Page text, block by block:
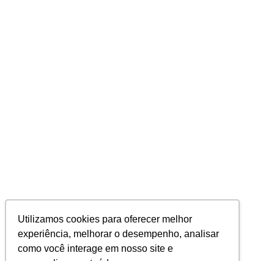
Utilizamos cookies para oferecer melhor
experiência, melhorar o desempenho, analisar
como você interage em nosso site e